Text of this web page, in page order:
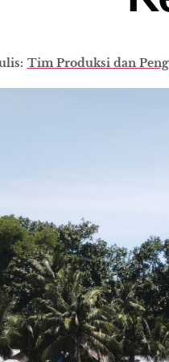
Tim Produksi dan